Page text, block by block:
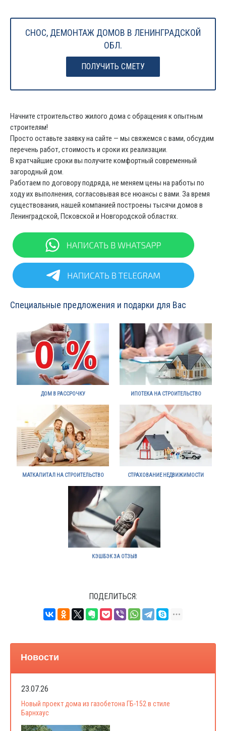
СНОС, ДЕМОНТАЖ ДОМОВ В ЛЕНИНГРАДСКОЙ
ОБЛ.
ПОЛУЧИТЬ СМЕТУ
Начните строительство жилого дома с обращения к опытным
строителям!
Просто оставьте заявку на сайте — мы свяжемся с вами, обсудим
перечень работ, стоимость и сроки их реализации.
В кратчайшие сроки вы получите комфортный современный
загородный дом.
Работаем по договору подряда, не меняем цены на работы по
ходу их выполнения, согласовывая все нюансы с вами. За время
существования, нашей компанией построены тысячи домов в
Ленинградской, Псковской и Новгородской областях.
Специальные предложения и подарки для Вас
ДОМ В РАССРОЧКУ ИПОТЕКА НА СТРОИТЕЛЬСТВО
МАТКАПИТАЛ НА СТРОИТЕЛЬСТВО СТРАХОВАНИЕ НЕДВИЖИМОСТИ
КЭШБЭК ЗА ОТЗЫВ
ПОДЕЛИТЬСЯ:
Новости
23.07.26
Новый проект дома из газобетона ГБ-152 в стиле
Барнхаус